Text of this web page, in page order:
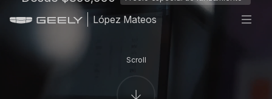
López Mateos
Scroll